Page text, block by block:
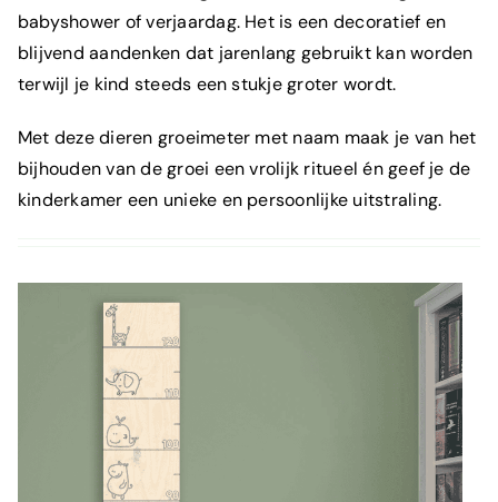
babyshower of verjaardag. Het is een decoratief en
blijvend aandenken dat jarenlang gebruikt kan worden
terwijl je kind steeds een stukje groter wordt.
Met deze dieren groeimeter met naam maak je van het
bijhouden van de groei een vrolijk ritueel én geef je de
kinderkamer een unieke en persoonlijke uitstraling.